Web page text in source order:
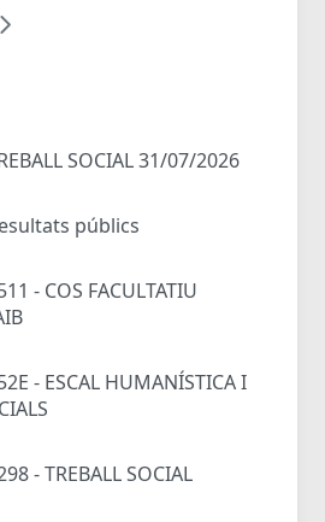
SOCIAL 31/07/2026
públics
- COS FACULTATIU
- ESCAL HUMANÍSTICA I
- TREBALL SOCIAL